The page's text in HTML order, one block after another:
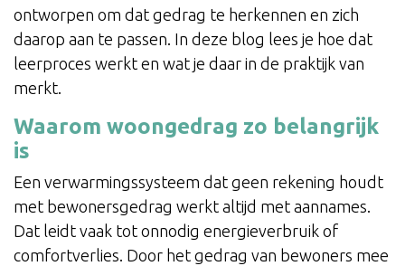
ontworpen om dat gedrag te herkennen en zich
daarop aan te passen. In deze blog lees je hoe dat
leerproces werkt en wat je daar in de praktijk van
merkt.
Waarom woongedrag zo belangrijk
is
Een verwarmingssysteem dat geen rekening houdt
met bewonersgedrag werkt altijd met aannames.
Dat leidt vaak tot onnodig energieverbruik of
comfortverlies. Door het gedrag van bewoners mee